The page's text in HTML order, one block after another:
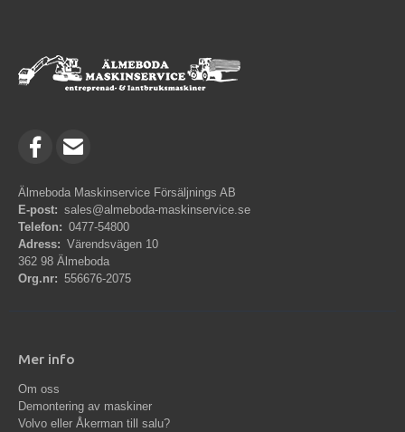
Älmeboda Maskinservice Försäljnings AB
E-post: sales@almeboda-maskinservice.se
Telefon: 0477-54800
Adress: Värendsvägen 10
362 98 Älmeboda
Org.nr: 556676-2075
Mer info
Om oss
Demontering av maskiner
Volvo eller Åkerman till salu?